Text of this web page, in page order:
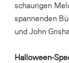
sebamed
SeneCura
schaurigen
spannenden
und John
Halloween-